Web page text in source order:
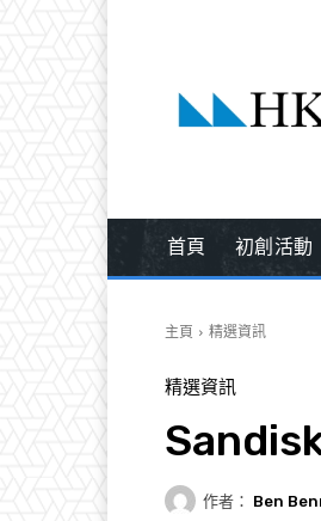
首頁 初創活動
主頁 精選資訊
精選資訊
作者： Ben